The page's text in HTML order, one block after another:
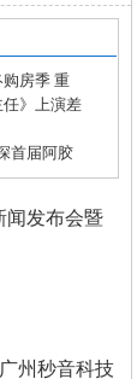
房季 重
》上演差
首届阿胶
闻发布会暨
州秒音科技